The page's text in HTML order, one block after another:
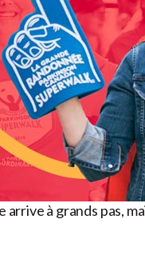
arrive à grands pas,